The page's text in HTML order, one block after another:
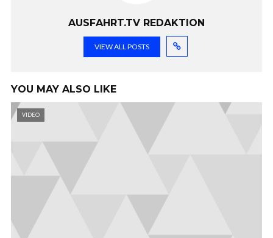
AUSFAHRT.TV REDAKTION
VIEW ALL POSTS
YOU MAY ALSO LIKE
VIDEO